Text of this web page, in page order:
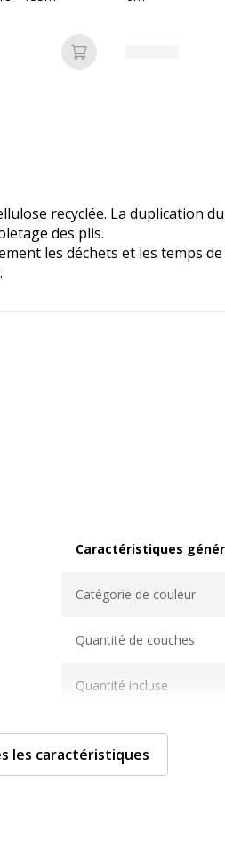
Ajouter au panier
recyclée. La duplication
des plis.
les déchets et les temps
Caractéristiques
Catégorie de couleur
Quantité de couches
Quantité incluse
Sous-catégorie
Type de pliage
les caractéristiques